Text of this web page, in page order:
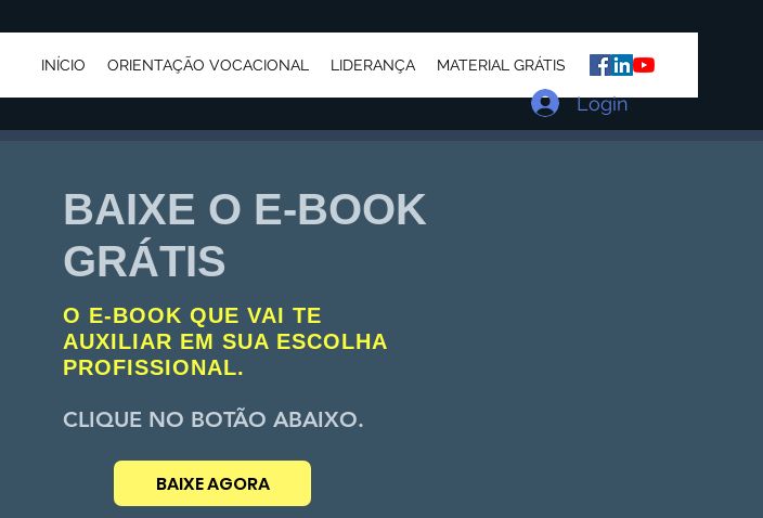
INÍCIO ORIENTAÇÃO VOCACIONAL LIDERANÇA MATERIAL GRÁTIS
Login
BAIXE O E-BOOK
GRÁTIS
O E-BOOK QUE VAI TE
AUXILIAR EM SUA ESCOLHA
PROFISSIONAL.
CLIQUE NO BOTÃO ABAIXO.
BAIXE AGORA